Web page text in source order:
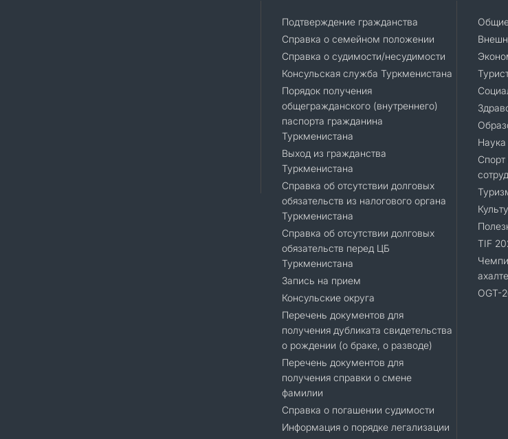
Подтверждение гражданства
Справка о семейном положении
Справка о судимости/несудимости
Консульская служба Туркменистана
Порядок получения
общегражданского (внутреннего)
паспорта гражданина
Туркменистана
Выход из гражданства
Туркменистана
Справка об отсутствии долговых
обязательств из налогового органа
Туркменистана
Справка об отсутствии долговых
обязательств перед ЦБ
Туркменистана
Запись на прием
Консульские округа
Перечень документов для
получения дубликата свидетельства
о рождении (о браке, о разводе)
Перечень документов для
получения справки о смене
фамилии
Справка о погашении судимости
Информация о порядке легализации
Наука
TIF
OGT-